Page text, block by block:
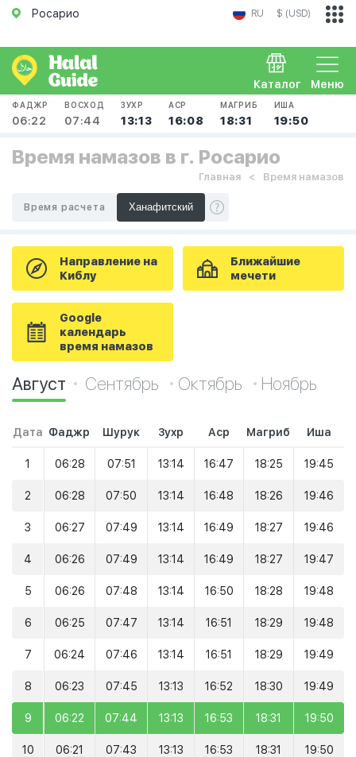
Росарио RU $ (USD)
Меню
Каталог
ФАДЖР
06:22
ВОСХОД
07:44
ЗУХР
13:13
АСР
16:08
МАГРИБ
18:31
ИША
19:50
Время намазов в г. Росарио
Главная Время намазов
Время расчета
Направление на
Киблу
Ближайшие
мечети
Google
календарь
время намазов
Август Сентябрь Октябрь Ноябрь
Дата Фаджр Шурук Зухр Аср Магриб Иша
1 06:28 07:51 13:14 16:47 18:25 19:45
2 06:28 07:50 13:14 16:48 18:26 19:46
3 06:27 07:49 13:14 16:49 18:27 19:46
4 06:26 07:49 13:14 16:49 18:27 19:47
5 06:26 07:48 13:14 16:50 18:28 19:48
6 06:25 07:47 13:14 16:51 18:29 19:48
7 06:24 07:46 13:14 16:51 18:29 19:49
8 06:23 07:45 13:13 16:52 18:30 19:49
9 06:22 07:44 13:13 16:53 18:31 19:50
10 06:21 07:43 13:13 16:53 18:31 19:50